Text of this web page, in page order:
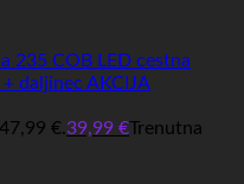
235 COB LED cestna
daljinec AKCIJA
€.39,99 €Trenutna